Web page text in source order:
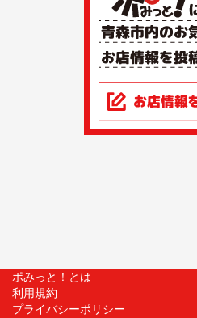
ポみっと！とは
利用規約
プライバシーポリシー